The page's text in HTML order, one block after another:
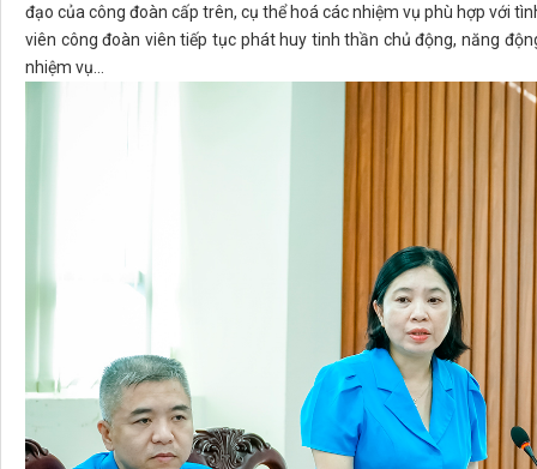
đạo của công đoàn cấp trên, cụ thể hoá các nhiệm vụ phù hợp với
viên công đoàn viên tiếp tục phát huy tinh thần chủ động, năng
nhiệm vụ…